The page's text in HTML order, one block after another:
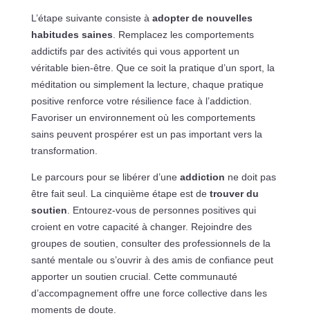
L’étape suivante consiste à adopter de nouvelles
habitudes saines . Remplacez les comportements
addictifs par des activités qui vous apportent un
véritable bien-être. Que ce soit la pratique d’un sport, la
méditation ou simplement la lecture, chaque pratique
positive renforce votre résilience face à l’addiction.
Favoriser un environnement où les comportements
sains peuvent prospérer est un pas important vers la
transformation.
Le parcours pour se libérer d’une addiction ne doit pas
être fait seul. La cinquième étape est de trouver du
soutien . Entourez-vous de personnes positives qui
croient en votre capacité à changer. Rejoindre des
groupes de soutien, consulter des professionnels de la
santé mentale ou s’ouvrir à des amis de confiance peut
apporter un soutien crucial. Cette communauté
d’accompagnement offre une force collective dans les
moments de doute.